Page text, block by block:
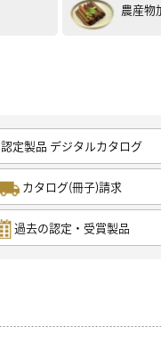
農産物
認定製品 デジタルカタログ
カタログ(冊子)請求
過去の認定・受賞製品